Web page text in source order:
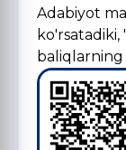
Adabiyot
baliqlarning